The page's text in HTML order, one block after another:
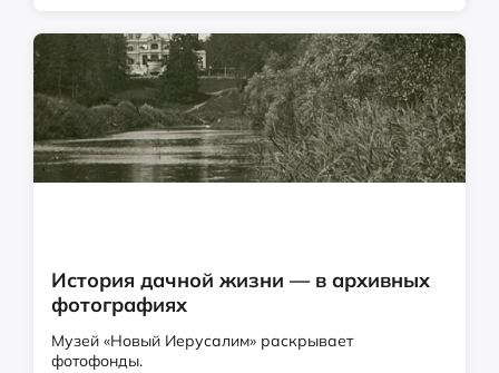
История дачной жизни — в архивных
фотографиях
Музей «Новый Иерусалим» раскрывает
фотофонды.